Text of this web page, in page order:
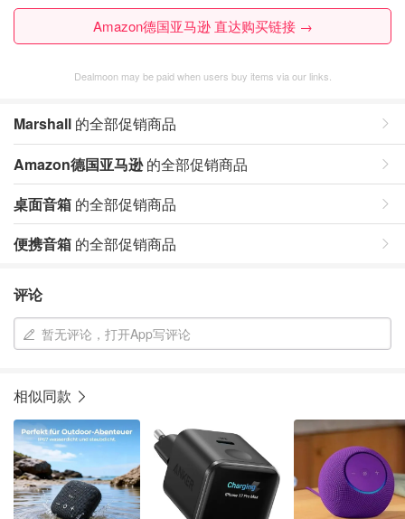
Amazon德国亚马逊 直达购买链接 →
Dealmoon may be paid when users buy items via our links.
Marshall 的全部促销商品
Amazon德国亚马逊的全部促销商品
桌面音箱 的全部促销商品
便携音箱 的全部促销商品
评论
暂无评论，打开App写评论
相似同款